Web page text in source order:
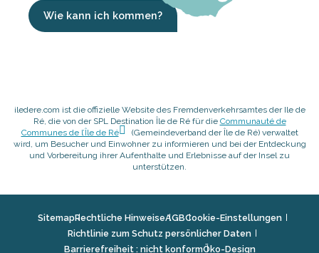
Wie kann ich kommen?
iledere.com ist die offizielle Website des Fremdenverkehrsamtes der Ile de
Ré, die von der SPL Destination Île de Ré für die Communauté de
Communes de l’Île de Ré
(Gemeindeverband der Île de Ré) verwaltet
wird, um Besucher und Einwohner zu informieren und bei der Entdeckung
und Vorbereitung ihrer Aufenthalte und Erlebnisse auf der Insel zu
unterstützen.
SitemapRechtliche HinweiseAGBCookie-Einstellungen
Richtlinie zum Schutz persönlicher Daten
Barrierefreiheit : nicht konformÖko-Design